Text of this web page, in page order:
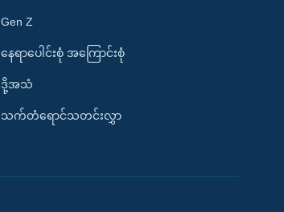
Gen Z
နေရာပေါင်းစုံ အကြောင်းစုံ
ဒို့အသံ
သက်တံရောင်သတင်းလွှာ